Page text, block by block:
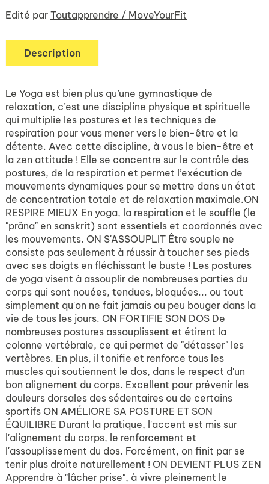
Edité par Toutapprendre / MoveYourFit
Description
Le Yoga est bien plus qu’une gymnastique de
relaxation, c’est une discipline physique et spirituelle
qui multiplie les postures et les techniques de
respiration pour vous mener vers le bien-être et la
détente. Avec cette discipline, à vous le bien-être et
la zen attitude ! Elle se concentre sur le contrôle des
postures, de la respiration et permet l’exécution de
mouvements dynamiques pour se mettre dans un état
de concentration totale et de relaxation maximale.ON
RESPIRE MIEUX En yoga, la respiration et le souffle (le
"prâna" en sanskrit) sont essentiels et coordonnés avec
les mouvements. ON S'ASSOUPLIT Être souple ne
consiste pas seulement à réussir à toucher ses pieds
avec ses doigts en fléchissant le buste ! Les postures
de yoga visent à assouplir de nombreuses parties du
corps qui sont nouées, tendues, bloquées... ou tout
simplement qu'on ne fait jamais ou peu bouger dans la
vie de tous les jours. ON FORTIFIE SON DOS De
nombreuses postures assouplissent et étirent la
colonne vertébrale, ce qui permet de "détasser" les
vertèbres. En plus, il tonifie et renforce tous les
muscles qui soutiennent le dos, dans le respect d'un
bon alignement du corps. Excellent pour prévenir les
douleurs dorsales des sédentaires ou de certains
sportifs ON AMÉLIORE SA POSTURE ET SON
ÉQUILIBRE Durant la pratique, l'accent est mis sur
l'alignement du corps, le renforcement et
l'assouplissement du dos. Forcément, on finit par se
tenir plus droite naturellement ! ON DEVIENT PLUS ZEN
Apprendre à "lâcher prise", à vivre pleinement le